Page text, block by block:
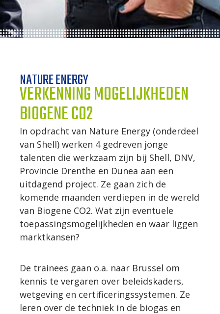
ORGANISATIES
UW VERHAAL
DE MEERWAARDE
KETENAANPAK
UW NETWERK
WERKWIJZE
UW PROJECT
CONTACT
NATURE ENERGY
VERKENNING MOGELIJKHEDEN
BIOGENE CO2
In opdracht van Nature Energy (onderdeel
van Shell) werken 4 gedreven jonge
talenten die werkzaam zijn bij Shell, DNV,
Provincie Drenthe en Dunea aan een
uitdagend project. Ze gaan zich de
komende maanden verdiepen in de wereld
van Biogene CO2. Wat zijn eventuele
toepassingsmogelijkheden en waar liggen
marktkansen?
De trainees gaan o.a. naar Brussel om
kennis te vergaren over beleidskaders,
wetgeving en certificeringssystemen. Ze
leren over de techniek in de biogas en